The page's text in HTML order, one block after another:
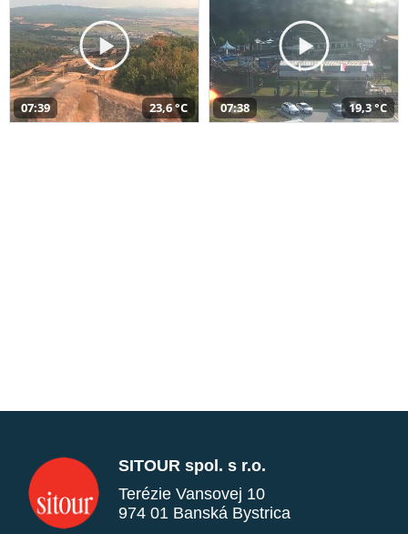
07:39 23,6 °C 07:38 19,3 °C
SITOUR spol. s r.o.
Terézie Vansovej 10
974 01 Banská Bystrica